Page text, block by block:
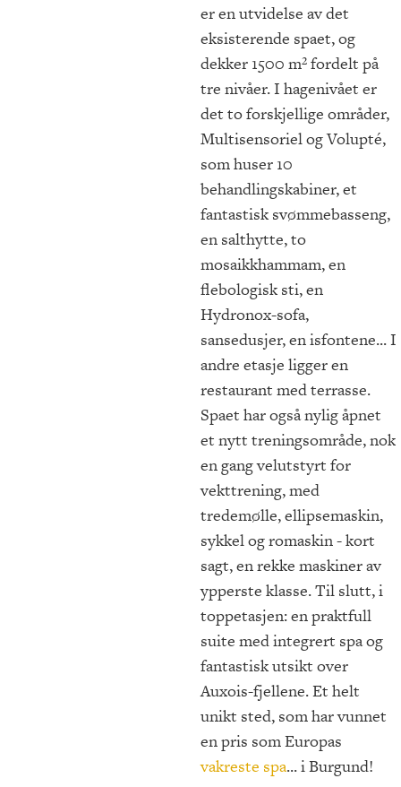
er en utvidelse av det
eksisterende spaet, og
dekker 1500 m² fordelt på
tre nivåer. I hagenivået er
det to forskjellige områder,
Multisensoriel og Volupté,
som huser 10
behandlingskabiner, et
fantastisk svømmebasseng,
en salthytte, to
mosaikkhammam, en
flebologisk sti, en
Hydronox-sofa,
sansedusjer, en isfontene... I
andre etasje ligger en
restaurant med terrasse.
Spaet har også nylig åpnet
et nytt treningsområde, nok
en gang velutstyrt for
vekttrening, med
tredemølle, ellipsemaskin,
sykkel og romaskin - kort
sagt, en rekke maskiner av
ypperste klasse. Til slutt, i
toppetasjen: en praktfull
suite med integrert spa og
fantastisk utsikt over
Auxois-fjellene. Et helt
unikt sted, som har vunnet
en pris som Europas
vakreste spa... i Burgund!